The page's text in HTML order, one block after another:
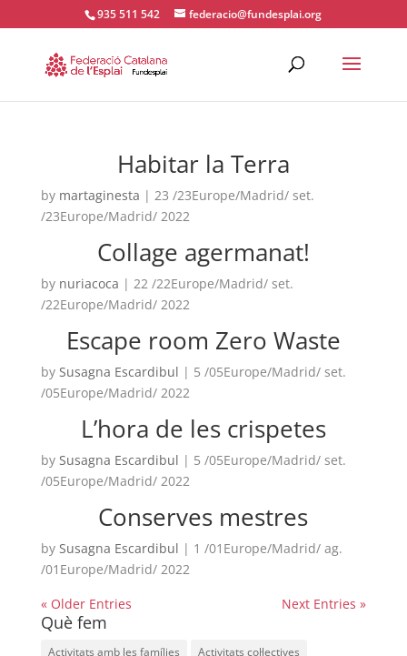
935 511 542 federacio@fundesplai.org
Habitar la Terra
by martaginesta | 23 /23Europe/Madrid/ set.
/23Europe/Madrid/ 2022
Collage agermanat!
by nuriacoca | 22 /22Europe/Madrid/ set.
/22Europe/Madrid/ 2022
Escape room Zero Waste
by Susagna Escardibul | 5 /05Europe/Madrid/ set.
/05Europe/Madrid/ 2022
L’hora de les crispetes
by Susagna Escardibul | 5 /05Europe/Madrid/ set.
/05Europe/Madrid/ 2022
Conserves mestres
by Susagna Escardibul | 1 /01Europe/Madrid/ ag.
/01Europe/Madrid/ 2022
« Older Entries
Next Entries »
Què fem
Activitats amb les famílies
Activitats col·lectives
ACTIVITATS D'ESTIU
MÓN ESCOLAR
ALBERG CENTRE ESPLAI
FORMACIÓ
CASES DE COLÒNIES
ACCIÓ SOCIAL I JOVES
SUPORT TERCER SECTOR